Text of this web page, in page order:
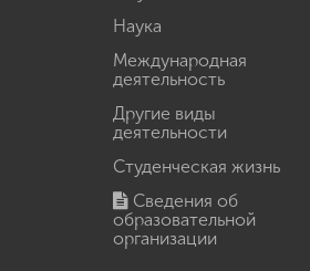
Наука
Международная
деятельность
Другие виды
деятельности
Студенческая жизнь
Сведения об
образовательной
организации